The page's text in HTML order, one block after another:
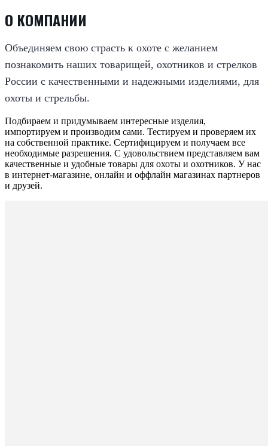
О КОМПАНИИ
Объединяем свою страсть к охоте с желанием
познакомить наших товарищей, охотников и стрелков
России с качественными и надежными изделиями, для
охоты и стрельбы.
Подбираем и придумываем интересные изделия,
импортируем и производим сами. Тестируем и проверяем их
на собственной практике. Сертифицируем и получаем все
необходимые разрешения. С удовольствием представляем вам
качественные и удобные товары для охоты и охотников. У нас
в интернет-магазине, онлайн и оффлайн магазинах партнеров
и друзей.